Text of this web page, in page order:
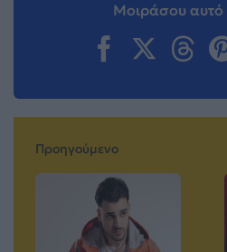
Μοιράσου αυτό
Προηγούμενο